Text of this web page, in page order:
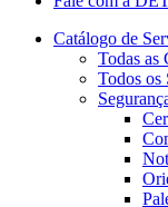
Catálogo de
Todas as
Todos os